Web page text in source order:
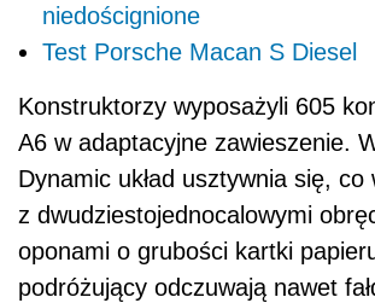
niedoścignione
Test Porsche Macan S Diesel
Konstruktorzy wyposażyli 605
A6 w adaptacyjne zawieszenie.
Dynamic układ usztywnia się, co
z dwudziestojednocalowymi
oponami o grubości kartki
podróżujący odczuwają nawet